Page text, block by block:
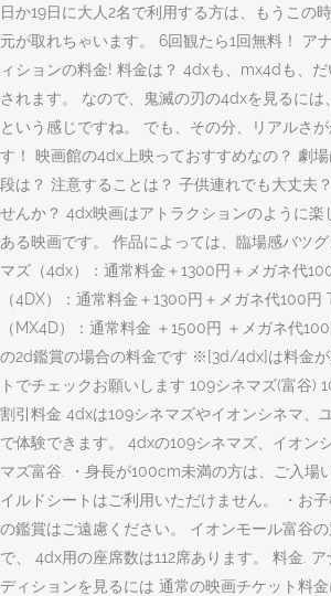
日か19日に大人2名で利用する方は、もうこの
元が取れちゃいます。 6回観たら1回無料！ ア
ィションの料金! 料金は？ 4dxも、mx4dも、
されます。 なので、鬼滅の刃の4dxを見るに
という感じですね。 でも、その分、リアルさ
す！ 映画館の4dx上映っておすすめなの？ 劇
段は？ 注意することは？ 子供連れでも大丈夫
せんか？ 4dx映画はアトラクションのように楽
ある映画です。 作品によっては、臨場感バツ
マズ（4dx）：通常料金＋1300円＋メガネ代
（4DX）：通常料金＋1300円＋メガネ代100円
（MX4D）：通常料金 ＋1500円 ＋メガネ代
の2d鑑賞の場合の料金です ※[3d/4dx]は料金が
トでチェックお願いします ︎109シネマズ(富谷)
割引料金 4dxは109シネマズやイオンシネマ、
で体験できます。 4dxの109シネマズ、イオン
マズ富谷. ・身長が100cm未満の方は、ご入場
イルドシートはご利用いただけません。 ・お
の鑑賞はご遠慮ください。 イオンモール富谷
で、 4dx用の座席数は112席あります。 料金.
ディションを見るには 通常の映画チケット料